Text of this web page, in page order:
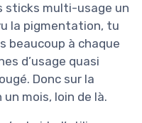
sticks multi-usage un
la pigmentation, tu
beaucoup à chaque
d’usage quasi
Donc sur la
mois, loin de là.